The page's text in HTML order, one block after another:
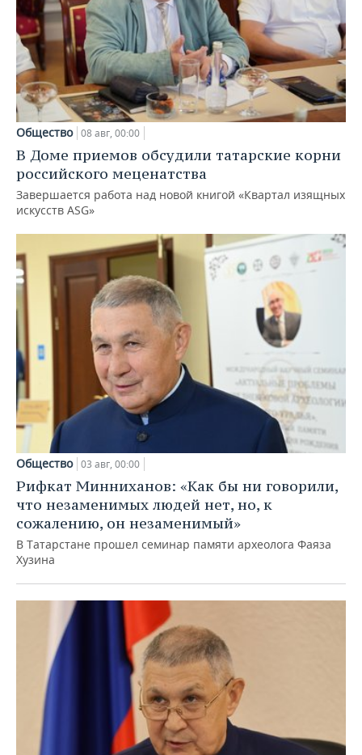
Общество 08 авг, 00:00
В Доме приемов обсудили татарские корни
российского меценатства
Завершается работа над новой книгой «Квартал изящных
искусств ASG»
Общество 03 авг, 00:00
Рифкат Минниханов: «Как бы ни говорили,
что незаменимых людей нет, но, к
сожалению, он незаменимый»
В Татарстане прошел семинар памяти археолога Фаяза
Хузина